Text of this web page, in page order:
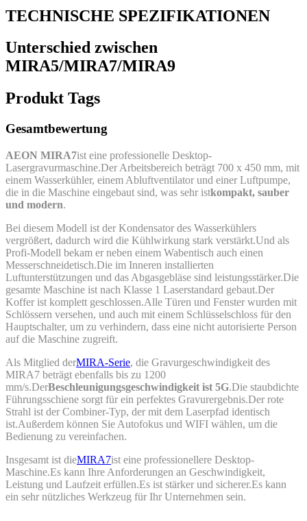
TECHNISCHE SPEZIFIKATIONEN
Unterschied zwischen
MIRA5/MIRA7/MIRA9
Produkt Tags
Gesamtbewertung
AEON MIRA7ist eine professionelle Desktop-
Lasergravurmaschine.Der Arbeitsbereich beträgt 700 x 450 mm, mit
einem Wasserkühler, einem Abluftventilator und einer Luftpumpe,
die in die Maschine eingebaut sind, was sehr istkompakt, sauber
und modern.
Bei diesem Modell ist der Kondensator des Wasserkühlers
vergrößert, dadurch wird die Kühlwirkung stark verstärkt.Und als
Profi-Modell bekam er neben einem Wabentisch auch einen
Messerschneidetisch.Die im Inneren installierten
Luftunterstützungen und das Abgasgebläse sind leistungsstärker.Die
gesamte Maschine ist nach Klasse 1 Laserstandard gebaut.Der
Koffer ist komplett geschlossen.Alle Türen und Fenster wurden mit
Schlössern versehen, und auch mit einem Schlüsselschloss für den
Hauptschalter, um zu verhindern, dass eine nicht autorisierte Person
auf die Maschine zugreift.
Als Mitglied derMIRA-Serie, die Gravurgeschwindigkeit des
MIRA7 beträgt ebenfalls bis zu 1200
mm/s.DerBeschleunigungsgeschwindigkeit ist 5G.Die staubdichte
Führungsschiene sorgt für ein perfektes Gravurergebnis.Der rote
Strahl ist der Combiner-Typ, der mit dem Laserpfad identisch
ist.Außerdem können Sie Autofokus und WIFI wählen, um die
Bedienung zu vereinfachen.
Insgesamt ist dieMIRA7ist eine professionellere Desktop-
Maschine.Es kann Ihre Anforderungen an Geschwindigkeit,
Leistung und Laufzeit erfüllen.Es ist stärker und sicherer.Es kann
ein sehr nützliches Werkzeug für Ihr Unternehmen sein.